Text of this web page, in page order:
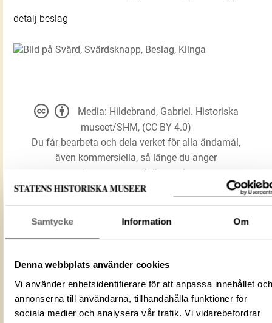
Samtycke Information Om
Denna webbplats använder cookies
Vi använder enhetsidentifierare för att anpassa innehållet och
annonserna till användarna, tillhandahålla funktioner för
sociala medier och analysera vår trafik. Vi vidarebefordrar
detalj beslag
Förmålsbenämning
Svärd
Svärdsknapp
Beslag
Klinga
Media: Hildebrand, Gabriel. Historiska
museet/SHM, (CC BY 4.0)
Du får bearbeta och dela verket för alla ändamål,
även kommersiella, så länge du anger
upphovsperson och licensgivare.